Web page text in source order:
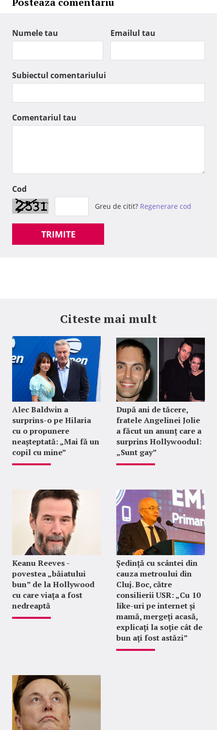
Numele tau Emailul tau
Subiectul comentariului
Comentariul tau
Cod
Greu de citit? Regenerare cod
TRIMITE
Citeste mai mult
Alec Baldwin a
surprins-o pe Hilaria
cu o propunere
neașteptată: „Mai fă un
copil cu mine”
După ani de tăcere,
fratele Angelinei Jolie
a făcut un anunț care a
surprins Hollywoodul:
„Sunt gay”
Keanu Reeves -
povestea „băiatului
bun” de la Hollywood
cu care viața a fost
nedreaptă
Ședință cu scântei din
cauza metroului din
Cluj. Boc, către
consilierii USR: „Cu 10
like-uri pe internet și
mamă, mergeți acasă,
explicați la soție cât de
bun ați fost astăzi”